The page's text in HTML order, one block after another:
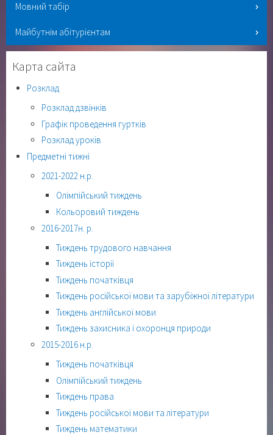
Мовний табір
Майбутнім абітурієнтам
Карта сайта
Розклад
Розклад дзвінків
Графік проведення гуртків
Розклад уроків
Предметні тижні
2021-2022 н.р.
Олімпійський тиждень
Кольоровий тиждень
2016-2017н. р.
Тиждень трудового навчання
Тиждень історії
Тиждень початківця
Тиждень російської мови та зарубіжної літератури
Тиждень англійської мови
Тиждень захисника і охоронця природи
2015-2016 н.р.
Тиждень початківця
Олімпійський тиждень
Тиждень права
Тиждень російської мови та літератури
Тиждень математики